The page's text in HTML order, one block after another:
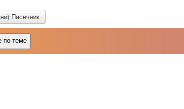
Пасечник
по теме